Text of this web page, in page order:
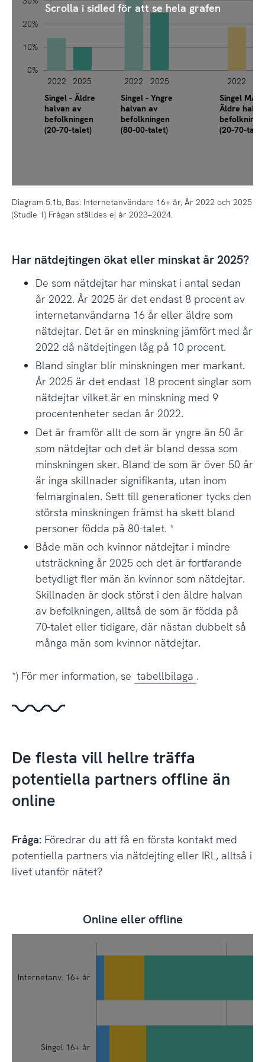
20%
10%
0%
Singel KVINNA -
Singel - Äldre
halvan av
befolkningen
(20-70-talet)
Singel - Yngre
halvan av
befolkningen
(80-00-talet)
Singel MAN
Äldre
(20-70-
2022 2025 2022 2025 2022
Scrolla i sidled för att se hela grafen
Diagram 5.1b, Bas: Internetanvändare 16+ år, År 2022 och 2025
(Studie 1) Frågan ställdes ej år 2023–2024.
Har nätdejtingen ökat eller minskat år 2025?
De som nätdejtar har minskat i antal sedan
år 2022. År 2025 är det endast 8 procent av
internetanvändarna 16 år eller äldre som
nätdejtar. Det är en minskning jämfört med år
2022 då nätdejtingen låg på 10 procent.
Bland singlar blir minskningen mer markant.
År 2025 är det endast 18 procent singlar som
nätdejtar vilket är en minskning med 9
procentenheter sedan år 2022.
Det är framför allt de som är yngre än 50 år
som nätdejtar och det är bland dessa som
minskningen sker. Bland de som är över 50 år
är inga skillnader signifikanta, utan inom
felmarginalen. Sett till generationer tycks den
största minskningen främst ha skett bland
personer födda på 80-talet. *
Både män och kvinnor nätdejtar i mindre
utsträckning år 2025 och det är fortfarande
betydligt fler män än kvinnor som nätdejtar.
Skillnaden är dock störst i den äldre halvan
av befolkningen, alltså de som är födda på
70-talet eller tidigare, där nästan dubbelt så
många män som kvinnor nätdejtar.
*) För mer information, se tabellbilaga .
De flesta vill hellre träffa
potentiella partners offline än
online
Fråga: Föredrar du att få en första kontakt med
potentiella partners via nätdejting eller IRL, alltså i
livet utanför nätet?
Online eller offline
Internetanv. 16+ år
Internetanv. 16+ år
Singel 16+ år